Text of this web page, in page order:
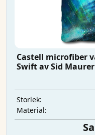
Castell microfiber
Swift av Sid Maurer
Storlek:
Material: